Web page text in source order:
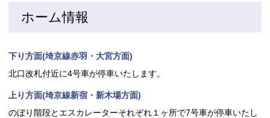
ホーム情報
下り方面(埼京線赤羽・大宮方面)
北口改札付近に4号車が停車いたします。
上り方面(埼京線新宿・新木場方面)
のぼり階段とエスカレーターそれぞれ１ヶ所で7号車が停車いたし